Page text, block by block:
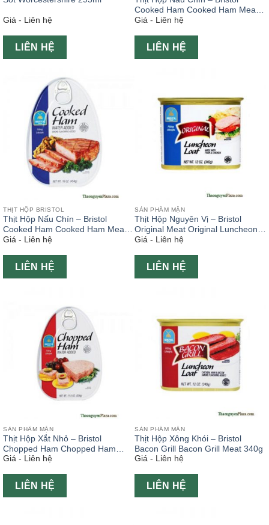
Giá - Liên hệ
LIÊN HỆ
Cooked Ham Cooked Ham Meat
326g
Giá - Liên hệ
LIÊN HỆ
THỊT HỘP BRISTOL
Thịt Hộp Nấu Chín – Bristol
Cooked Ham Cooked Ham Meat
454g
Giá - Liên hệ
LIÊN HỆ
SẢN PHẨM MẶN
Thịt Hộp Nguyên Vị – Bristol
Original Meat Original Luncheon
Meat 340g
Giá - Liên hệ
LIÊN HỆ
SẢN PHẨM MẶN
Thịt Hộp Xắt Nhỏ – Bristol
Chopped Ham Chopped Ham
Meat 326g
Giá - Liên hệ
LIÊN HỆ
SẢN PHẨM MẶN
Thịt Hộp Xông Khói – Bristol
Bacon Grill Bacon Grill Meat 340g
Giá - Liên hệ
LIÊN HỆ